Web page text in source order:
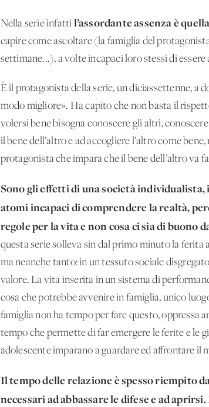
Nella serie infatti l’assordante assenza è
capire come ascoltare (la famiglia del
settimane...), a volte incapaci loro stessi di essere
È il protagonista della serie, un diciassettenne, a
modo migliore». Ha capito che non basta il
volersi bene bisogna conoscere gli altri,
il bene dell’altro e ad accogliere l’altro come
protagonista che impara che il bene dell’altro va
Sono gli effetti di una società
atomi incapaci di comprendere la realtà,
regole per la vita e non cosa ci sia di buono
questa serie solleva sin dal primo minuto la ferita
ma neanche tanto: in un tessuto sociale
valore. La vita inserita in un sistema di
cosa che potrebbe avvenire in famiglia, unico
famiglia non ha tempo per fare questo, oppressa
tempo che permette di far emergere le ferite e le
adolescente imparano a guardare ed affrontare il
Il tempo delle relazione è spesso riempito
necessari ad abbassare le difese e ad aprirsi.